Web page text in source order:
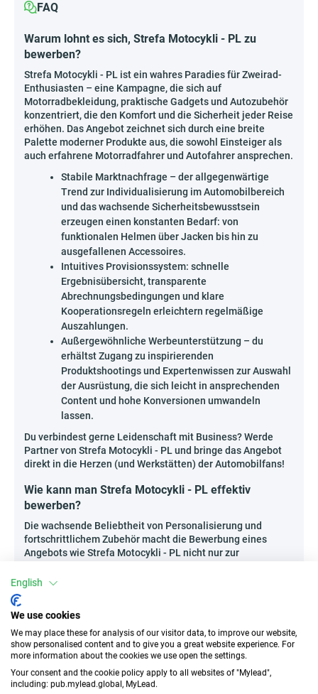
FAQ
Warum lohnt es sich, Strefa Motocykli - PL zu
bewerben?
Strefa Motocykli - PL ist ein wahres Paradies für Zweirad-
Enthusiasten – eine Kampagne, die sich auf
Motorradbekleidung, praktische Gadgets und Autozubehör
konzentriert, die den Komfort und die Sicherheit jeder Reise
erhöhen. Das Angebot zeichnet sich durch eine breite
Palette moderner Produkte aus, die sowohl Einsteiger als
auch erfahrene Motorradfahrer und Autofahrer ansprechen.
Stabile Marktnachfrage – der allgegenwärtige
Trend zur Individualisierung im Automobilbereich
und das wachsende Sicherheitsbewusstsein
erzeugen einen konstanten Bedarf: von
funktionalen Helmen über Jacken bis hin zu
ausgefallenen Accessoires.
Intuitives Provisionssystem: schnelle
Ergebnisübersicht, transparente
Abrechnungsbedingungen und klare
Kooperationsregeln erleichtern regelmäßige
Auszahlungen.
Außergewöhnliche Werbeunterstützung – du
erhältst Zugang zu inspirierenden
Produktshootings und Expertenwissen zur Auswahl
der Ausrüstung, die sich leicht in ansprechenden
Content und hohe Konversionen umwandeln
lassen.
Du verbindest gerne Leidenschaft mit Business? Werde
Partner von Strefa Motocykli - PL und bringe das Angebot
direkt in die Herzen (und Werkstätten) der Automobilfans!
Wie kann man Strefa Motocykli - PL effektiv
bewerben?
Die wachsende Beliebtheit von Personalisierung und
fortschrittlichem Zubehör macht die Bewerbung eines
Angebots wie Strefa Motocykli - PL nicht nur zur
Chance, ein langfristiges Engagement unter Automobilfans
Erstelle ansprechende Video-Reviews oder Live-
Vergleiche – teste mehrere Produkte, zeige deren
Funktionen während der Fahrt, vergleiche Sets für
verschiedene Motorrad- oder Autofahrertypen.
Starte thematische Kaufberatungen in Form
digitaler Kataloge, die die Must-haves der Saison
English
We use cookies
We may place these for analysis of our visitor data, to improve our website,
show personalised content and to give you a great website experience. For
more information about the cookies we use open the settings.
Your consent and the cookie policy apply to all websites of "Mylead",
including: pub.mylead.global, MyLead.